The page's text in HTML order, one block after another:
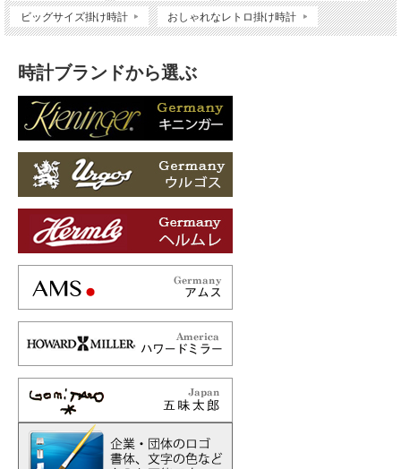
ビッグサイズ掛け時計 おしゃれなレトロ掛け時計
時計ブランドから選ぶ